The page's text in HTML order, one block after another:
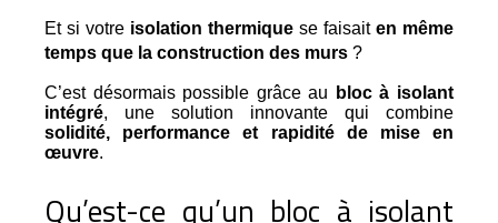
Et si votre isolation thermique se faisait en même
temps que la construction des murs ?
C’est désormais possible grâce au
bloc à isolant
intégré, une solution innovante qui combine
solidité, performance et rapidité de mise en
œuvre.
Qu’est-ce qu’un bloc à isolant